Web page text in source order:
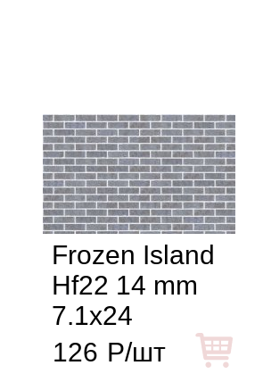
Frozen Island
Hf22 14 mm
7.1x24
126 Р/шт